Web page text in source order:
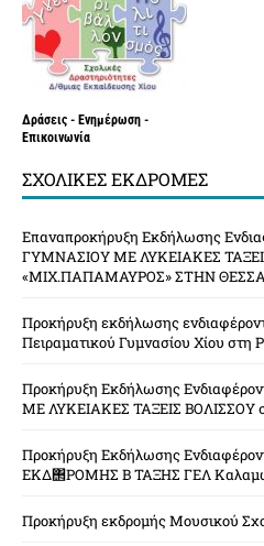
Δράσεις - Ενημέρωση -
Επικοινωνία
ΣΧΟΛΙΚΈΣ ΕΚΔΡΟΜΈΣ
Επαναπροκήρυξη Εκδήλωσης
ΓΥΜΝΑΣΙΟΥ ΜΕ ΛΥΚΕΙΑΚΕΣ
«ΜΙΧ.ΠΑΠΑΜΑΥΡΟΣ» ΣΤΗΝ
Προκήρυξη εκδήλωσης
Πειραματικού Γυμνασίου Χίου στη
Προκήρυξη Εκδήλωσης
ΜΕ ΛΥΚΕΙΑΚΕΣ ΤΑΞΕΙΣ ΒΟΛΙΣΣΟΥ
Προκήρυξη Εκδήλωσης
ΕΚΔ΢ΡΟΜΗΣ Β ΤΑΞΗΣ ΓΕΛ
Προκήρυξη εκδρομής Μουσικού